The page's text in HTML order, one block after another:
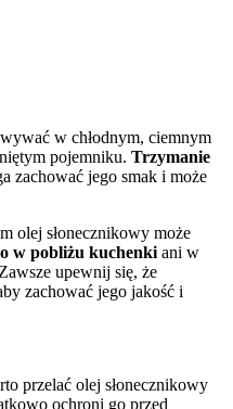
w chłodnym, ciemnym
pojemniku. Trzymanie
zachować jego smak i może
olej słonecznikowy może
w pobliżu kuchenki ani w
upewnij się, że
zachować jego jakość i
przelać olej słonecznikowy
ochroni go przed